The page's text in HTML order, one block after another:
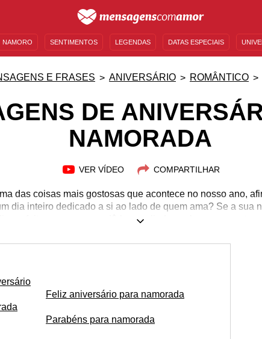
NAMORO SENTIMENTOS LEGENDAS DATAS ESPECIAIS
E FRASES ANIVERSÁRIO ROMÂNTICO
DE
NAMORADA
VER VÍDEO COMPARTILHAR
das coisas mais gostosas que acontece no nosso ano,
dia inteiro dedicado a si ao lado de quem ama? Se a sua
perfeito para surpreendê-la com lindas palavras e mostrar
especial! Encontre aqui nossa exclusiva seleção de lindas
Feliz aniversário para namorada
Parabéns para namorada